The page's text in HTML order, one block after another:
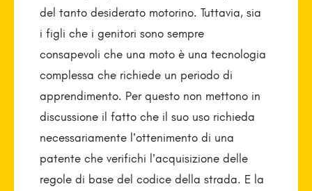
del tanto desiderato motorino. Tuttavia, sia
i figli che i genitori sono sempre
consapevoli che una moto è una tecnologia
complessa che richiede un periodo di
apprendimento. Per questo non mettono in
discussione il fatto che il suo uso richieda
necessariamente l’ottenimento di una
patente che verifichi l’acquisizione delle
regole di base del codice della strada. E la